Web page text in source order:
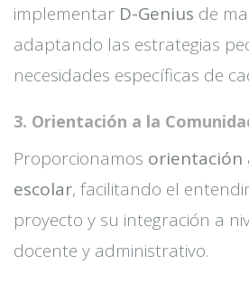
implementar D-Genius de
adaptando las estrategias
necesidades específicas de
3. Orientación a la
Proporcionamos orientación
escolar, facilitando el
proyecto y su integración a
docente y administrativo.